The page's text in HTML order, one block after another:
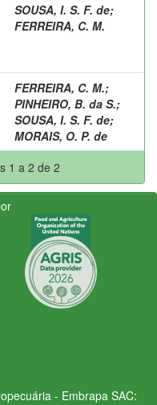
SOUSA, I. S. F. de;
FERREIRA, C. M.
FERREIRA, C. M.;
PINHEIRO, B. da S.;
SOUSA, I. S. F. de;
MORAIS, O. P. de
1 a 2 de 2
- Embrapa SAC: